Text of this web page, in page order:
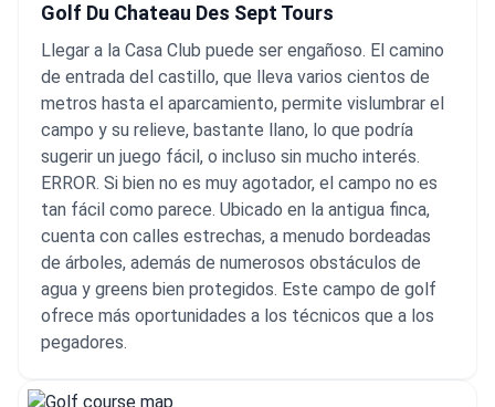
Golf Du Chateau Des Sept Tours
Llegar a la Casa Club puede ser engañoso. El camino
de entrada del castillo, que lleva varios cientos de
metros hasta el aparcamiento, permite vislumbrar el
campo y su relieve, bastante llano, lo que podría
sugerir un juego fácil, o incluso sin mucho interés.
ERROR. Si bien no es muy agotador, el campo no es
tan fácil como parece. Ubicado en la antigua finca,
cuenta con calles estrechas, a menudo bordeadas
de árboles, además de numerosos obstáculos de
agua y greens bien protegidos. Este campo de golf
ofrece más oportunidades a los técnicos que a los
pegadores.